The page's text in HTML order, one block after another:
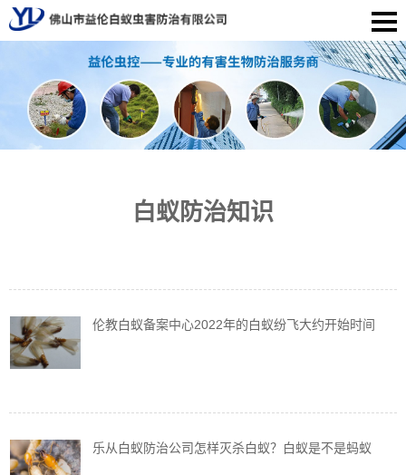
白蚁防治知识
伦教白蚁备案中心2022年的白蚁纷飞大约开始时间
乐从白蚁防治公司怎样灭杀白蚁？白蚁是不是蚂蚁